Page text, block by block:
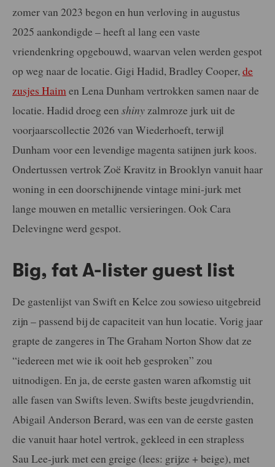
zomer van 2023 begon en hun verloving in augustus
2025 aankondigde – heeft al lang een vaste
vriendenkring opgebouwd, waarvan velen werden gespot
op weg naar de locatie. Gigi Hadid, Bradley Cooper, de
zusjes Haim en Lena Dunham vertrokken samen naar de
locatie. Hadid droeg een shiny zalmroze jurk uit de
voorjaarscollectie 2026 van Wiederhoeft, terwijl
Dunham voor een levendige magenta satijnen jurk koos.
Ondertussen vertrok Zoë Kravitz in Brooklyn vanuit haar
woning in een doorschijnende vintage mini-jurk met
lange mouwen en metallic versieringen. Ook Cara
Delevingne werd gespot.
Big, fat A-lister guest list
De gastenlijst van Swift en Kelce zou sowieso uitgebreid
zijn – passend bij de capaciteit van hun locatie. Vorig jaar
grapte de zangeres in The Graham Norton Show dat ze
“iedereen met wie ik ooit heb gesproken” zou
uitnodigen. En ja, de eerste gasten waren afkomstig uit
alle fasen van Swifts leven. Swifts beste jeugdvriendin,
Abigail Anderson Berard, was een van de eerste gasten
die vanuit haar hotel vertrok, gekleed in een strapless
Sau Lee-jurk met een greige (lees: grijze + beige), met